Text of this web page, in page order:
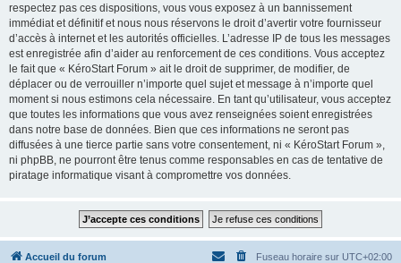
respectez pas ces dispositions, vous vous exposez à un bannissement
immédiat et définitif et nous nous réservons le droit d’avertir votre fournisseur
d’accès à internet et les autorités officielles. L’adresse IP de tous les messages
est enregistrée afin d’aider au renforcement de ces conditions. Vous acceptez
le fait que « KéroStart Forum » ait le droit de supprimer, de modifier, de
déplacer ou de verrouiller n’importe quel sujet et message à n’importe quel
moment si nous estimons cela nécessaire. En tant qu’utilisateur, vous acceptez
que toutes les informations que vous avez renseignées soient enregistrées
dans notre base de données. Bien que ces informations ne seront pas
diffusées à une tierce partie sans votre consentement, ni « KéroStart Forum »,
ni phpBB, ne pourront être tenus comme responsables en cas de tentative de
piratage informatique visant à compromettre vos données.
Accueil du forum Fuseau horaire sur UTC+02:00